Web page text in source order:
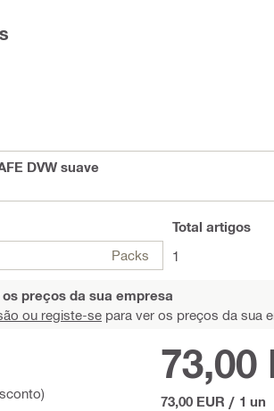
DVW suave
Packs
Total artigos
1
preços da sua empresa
ou registe-se para ver os preços da sua
73,00
73,00 EUR / 1 un